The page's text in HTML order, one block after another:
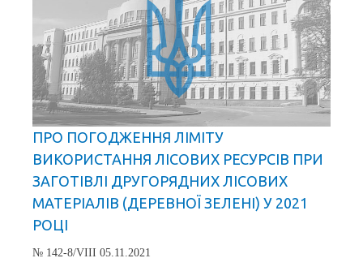
ПРО ПОГОДЖЕННЯ ЛІМІТУ
ВИКОРИСТАННЯ ЛІСОВИХ РЕСУРСІВ ПРИ
ЗАГОТІВЛІ ДРУГОРЯДНИХ ЛІСОВИХ
МАТЕРІАЛІВ (ДЕРЕВНОЇ ЗЕЛЕНІ) У 2021
РОЦІ
№ 142-8/VIII 05.11.2021